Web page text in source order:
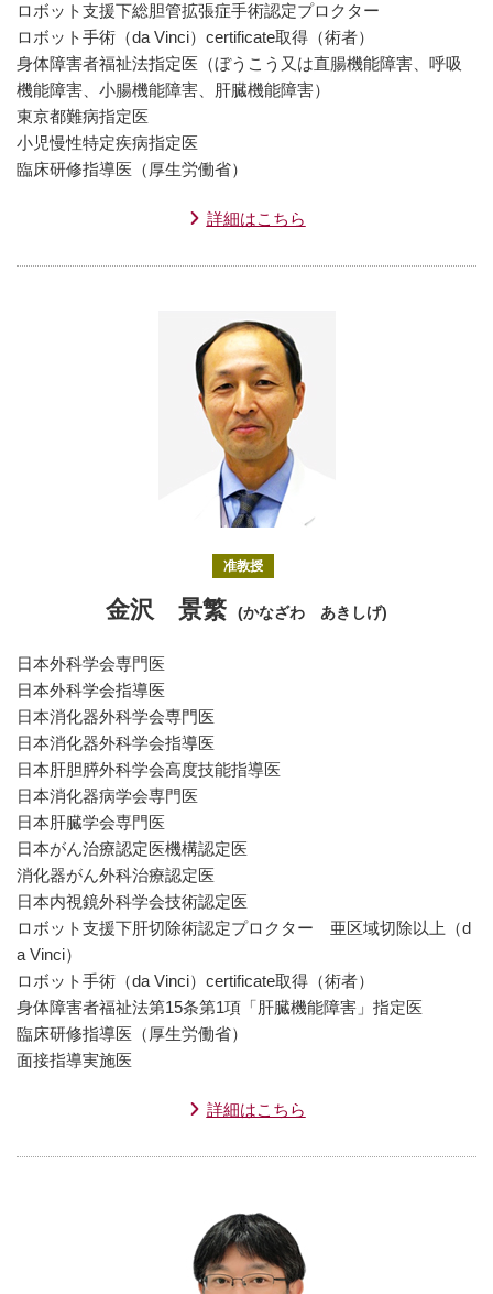
ロボット支援下総胆管拡張症手術認定プロクター
ロボット手術（da Vinci）certificate取得（術者）
身体障害者福祉法指定医（ぼうこう又は直腸機能障害、呼吸
機能障害、小腸機能障害、肝臓機能障害）
東京都難病指定医
小児慢性特定疾病指定医
臨床研修指導医（厚生労働省）
詳細はこちら
准教授
金沢 景繁 (かなざわ あきしげ)
日本外科学会専門医
日本外科学会指導医
日本消化器外科学会専門医
日本消化器外科学会指導医
日本肝胆膵外科学会高度技能指導医
日本消化器病学会専門医
日本肝臓学会専門医
日本がん治療認定医機構認定医
消化器がん外科治療認定医
日本内視鏡外科学会技術認定医
ロボット支援下肝切除術認定プロクター 亜区域切除以上（d
a Vinci）
ロボット手術（da Vinci）certificate取得（術者）
身体障害者福祉法第15条第1項「肝臓機能障害」指定医
臨床研修指導医（厚生労働省）
面接指導実施医
詳細はこちら